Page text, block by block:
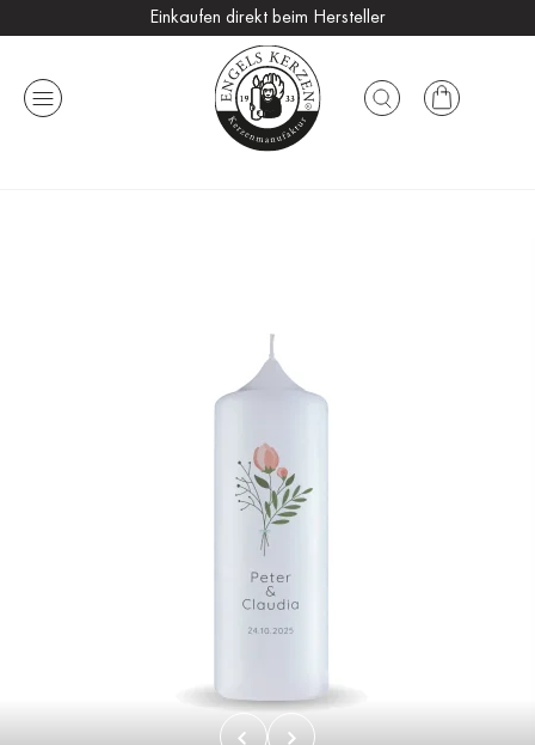
Einkaufen direkt beim Hersteller
Versandkostenfrei ab 25 €
Handmade in Germany